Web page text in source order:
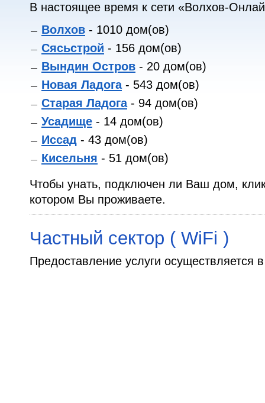
В настоящее время к сети «Волхов-
Волхов - 1010 дом(ов)
Сясьстрой - 156 дом(ов)
Вындин Остров - 20 дом(ов)
Новая Ладога- 543 дом(ов)
Старая Ладога- 94 дом(ов)
Усадище - 14 дом(ов)
Иссад - 43 дом(ов)
Кисельня - 51 дом(ов)
Чтобы унать, подключен ли Ваш дом,
котором Вы проживаете.
Частный сектор ( WiFi )
Предоставление услуги осуществляется